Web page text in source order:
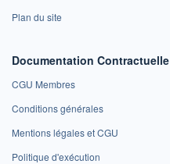
Plan du site
Documentation Contractuelle
CGU Membres
Conditions générales
Mentions légales et CGU
Politique d'exécution